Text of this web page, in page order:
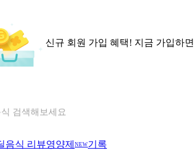
신규 회원 가입 혜택! 지금 가입하면
검색해보세요
음식 리뷰영양제 NEW기록